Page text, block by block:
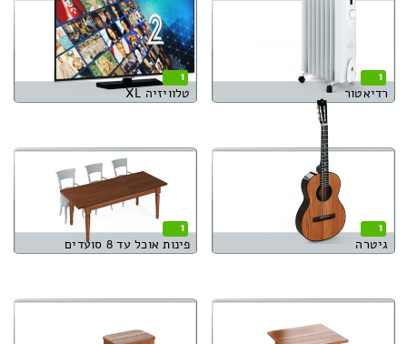
1
רדיאטור
1
טלוויזיה XL
1
גיטרה
1
פינות אוכל עד 8 סועדים